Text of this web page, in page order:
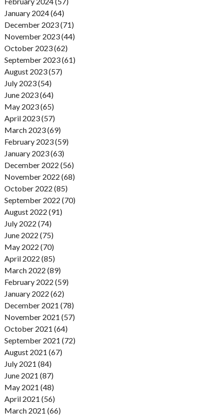
January 2024 (64)
December 2023 (71)
November 2023 (44)
October 2023 (62)
September 2023 (61)
August 2023 (57)
July 2023 (54)
June 2023 (64)
May 2023 (65)
April 2023 (57)
March 2023 (69)
February 2023 (59)
January 2023 (63)
December 2022 (56)
November 2022 (68)
October 2022 (85)
September 2022 (70)
August 2022 (91)
July 2022 (74)
June 2022 (75)
May 2022 (70)
April 2022 (85)
March 2022 (89)
February 2022 (59)
January 2022 (62)
December 2021 (78)
November 2021 (57)
October 2021 (64)
September 2021 (72)
August 2021 (67)
July 2021 (84)
June 2021 (87)
May 2021 (48)
April 2021 (56)
March 2021 (66)